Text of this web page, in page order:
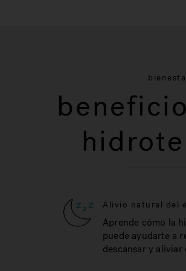
Alivio natural del
Aprende cómo la
puede ayudarte a
descansar y aliviar